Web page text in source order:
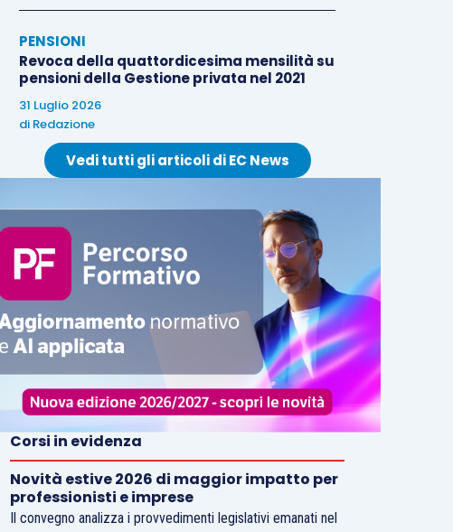
PENSIONI
Revoca della quattordicesima mensilità su
pensioni della Gestione privata nel 2021
31 Luglio 2026
di Redazione
Vedi tutti gli articoli di EC News
Corsi in evidenza
Novità estive 2026 di maggior impatto per
professionisti e imprese
Il convegno analizza i provvedimenti legislativi emanati nel